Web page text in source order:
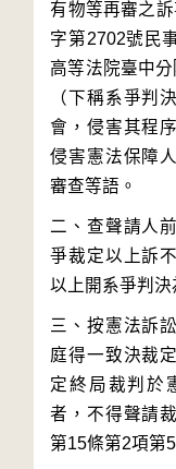
有物等再審之
字第2702號民
高等法院臺中
（下稱系爭判
會，侵害其程
侵害憲法保障
二、查聲請人
爭裁定以上訴
三、按憲法訴
庭得一致決裁
定終局裁判於
者，不得聲請